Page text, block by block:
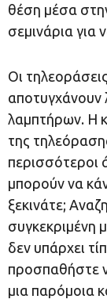
θέση μέσα
σεμινάρια για
Οι
λαμπτήρων. Η
της
περισσότεροι
μπορούν να
ξεκινάτε;
συγκεκριμένη
δεν υπάρχει
προσπαθήστε
μια παρόμοια